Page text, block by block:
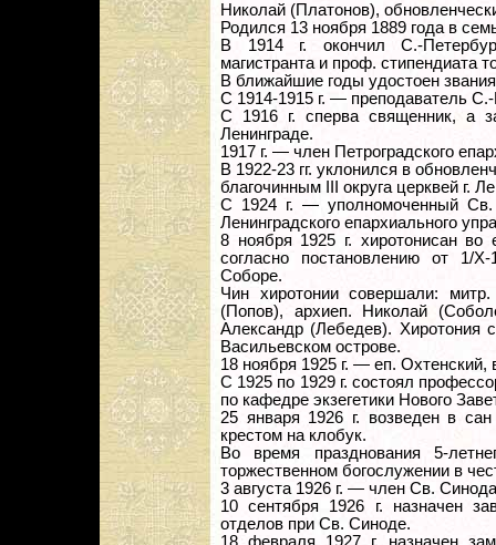
Николай (Платонов),
Родился 13 ноября 1889 года в
В 1914 г. окончил С.-
магистранта и проф. стипендиата
В ближайшие годы удостоен
С 1914-1915 г. — преподаватель
С 1916 г. сперва священник, а
Ленинграде.
1917 г. — член Петроградского
В 1922-23 гг. уклонился в
благочинным III округа церквей г.
С 1924 г. — уполномоченный Св.
Ленинградского епархиального
8 ноября 1925 г. хиротонисан во
согласно постановлению от 1/
Соборе.
Чин хиротонии совершали:
(Попов), архиеп. Николай
Александр (Лебедев). Хиротония
Васильевском острове.
18 ноября 1925 г. — еп. Охтенский,
С 1925 по 1929 г. состоял
по кафедре экзегетики Нового
25 января 1926 г. возведен в
крестом на клобук.
Во время празднования 5-
торжественном богослужении в
3 августа 1926 г. — член Св.
10 сентября 1926 г. назначен
отделов при Св. Синоде.